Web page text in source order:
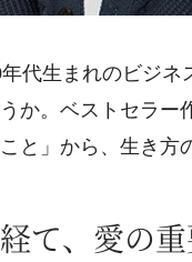
代生まれのビジ
か。ベストセラ
と」から、生き方
て、愛の重